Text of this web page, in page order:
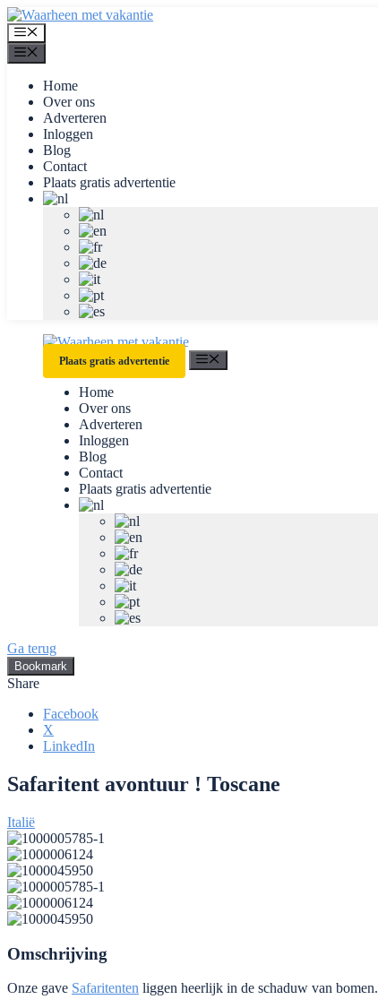
Ga
naar
de
inhoud
Menu
Home
Over ons
Adverteren
Inloggen
Blog
Contact
Plaats gratis advertentie
Plaats gratis advertentie
Home
Over ons
Adverteren
Inloggen
Blog
Contact
Plaats gratis advertentie
Ga terug
Bookmark
Share
Facebook
X
LinkedIn
Safaritent avontuur ! Toscane
Italië
Omschrijving
Onze gave Safaritenten liggen heerlijk in de schaduw van bomen.